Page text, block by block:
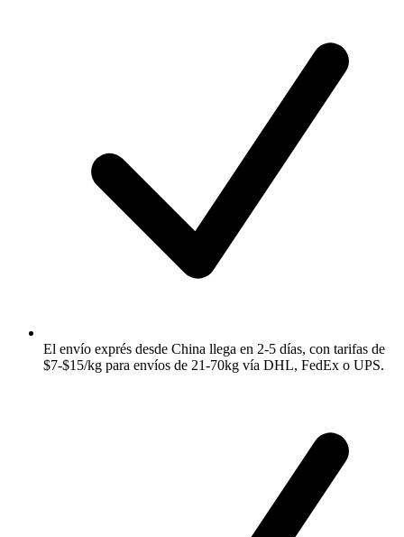
El envío exprés desde China llega en 2-5 días, con tarifas de
$7-$15/kg para envíos de 21-70kg vía DHL, FedEx o UPS.